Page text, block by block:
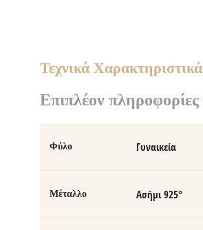
Τεχνικά Χαρακτηριστικά
Επιπλέον πληροφορίες
Φύλο Γυναικεία
Μέταλλο Ασήμι 925°